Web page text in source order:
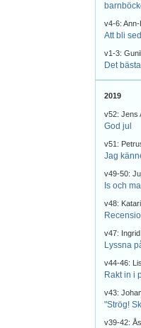
v4-6:
Att bli
v1-3:
Det
2019
v52: Jens
God jul
v51:
Jag
v49-50:
Is och
v48:
v47:
Lyssna
v44-46:
Rakt in i
v43:
"Strög!
v39-42: